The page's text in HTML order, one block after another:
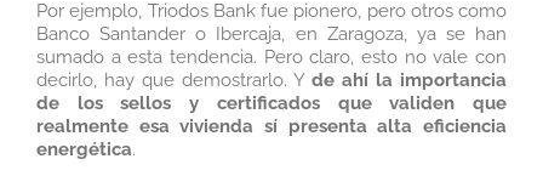
Por ejemplo, Triodos Bank fue pionero, pero otros como
Banco Santander o Ibercaja, en Zaragoza, ya se han
sumado a esta tendencia. Pero claro, esto no vale con
decirlo, hay que demostrarlo. Y de ahí la importancia
de los sellos y certificados que validen que
realmente esa vivienda sí presenta alta eficiencia
energética.